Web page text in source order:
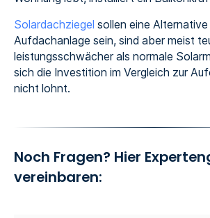
Solardachziegel sollen eine Alternative
Aufdachanlage sein, sind aber meist
leistungsschwächer als normale
sich die Investition im Vergleich zur
nicht lohnt.
Noch Fragen? Hier
vereinbaren: